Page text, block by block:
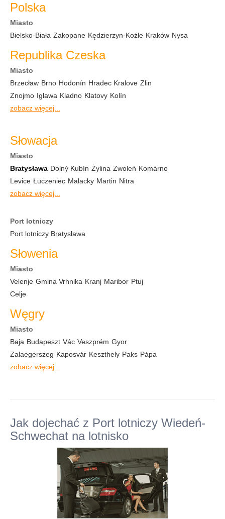
Polska
Miasto
Bielsko-Biała Zakopane Kędzierzyn-Koźle Kraków Nysa
Republika Czeska
Miasto
Brzecław Brno Hodonín Hradec Kralove Zlin
Znojmo Igława Kladno Klatovy Kolín
zobacz więcej...
Słowacja
Miasto
Bratysława Dolný Kubín Żylina Zwoleń Komárno
Levice Łuczeniec Malacky Martin Nitra
zobacz więcej...
Port lotniczy
Port lotniczy Bratysława
Słowenia
Miasto
Velenje Gmina Vrhnika Kranj Maribor Ptuj
Celje
Węgry
Miasto
Baja Budapeszt Vác Veszprém Gyor
Zalaegerszeg Kaposvár Keszthely Paks Pápa
zobacz więcej...
Jak dojechać z Port lotniczy Wiedeń-
Schwechat na lotnisko